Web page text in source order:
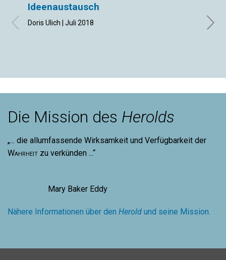
Ideenaustausch
Doris Ulich | Juli 2018 Juli
Die Mission des Herolds
„... die allumfassende Wirksamkeit und Verfügbarkeit der
Wahrheit zu verkünden ...“
Mary Baker Eddy
Nähere Informationen über den Herold und seine Mission.